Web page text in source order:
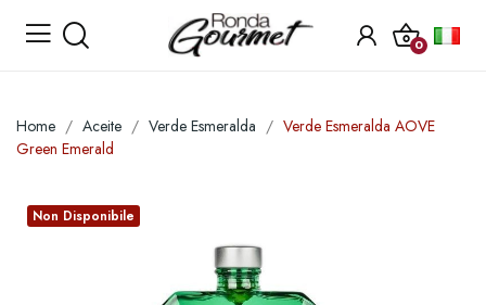
0
Home Aceite Verde Esmeralda
Verde Esmeralda AOVE
Green Emerald
Non Disponibile